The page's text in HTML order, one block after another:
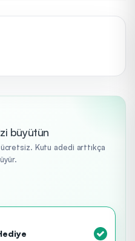
büyütün
Kutu adedi arttıkça